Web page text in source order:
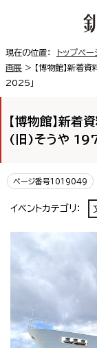
現在の位置： トップペー
画展 > 【博物館】新着
2025」
【博物館】新着
(旧)そうや
ページ番号1019049
イベントカテゴリ：